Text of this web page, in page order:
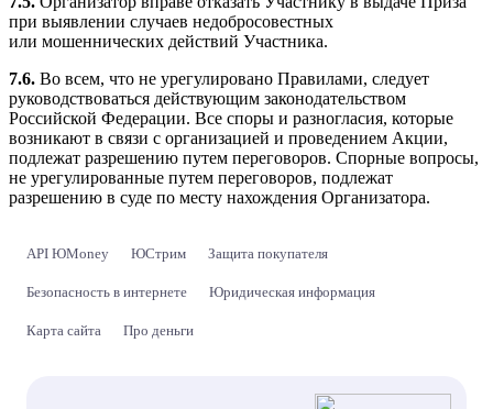
при выявлении случаев недобросовестных
или мошеннических действий Участника.
7.6. Во всем, что не урегулировано Правилами, следует
руководствоваться действующим законодательством
Российской Федерации. Все споры и разногласия, которые
возникают в связи с организацией и проведением Акции,
подлежат разрешению путем переговоров. Спорные вопросы,
не урегулированные путем переговоров, подлежат
разрешению в суде по месту нахождения Организатора.
API ЮMoney ЮСтрим Защита покупателя
Безопасность в интернете Юридическая информация
Карта сайта Про деньги